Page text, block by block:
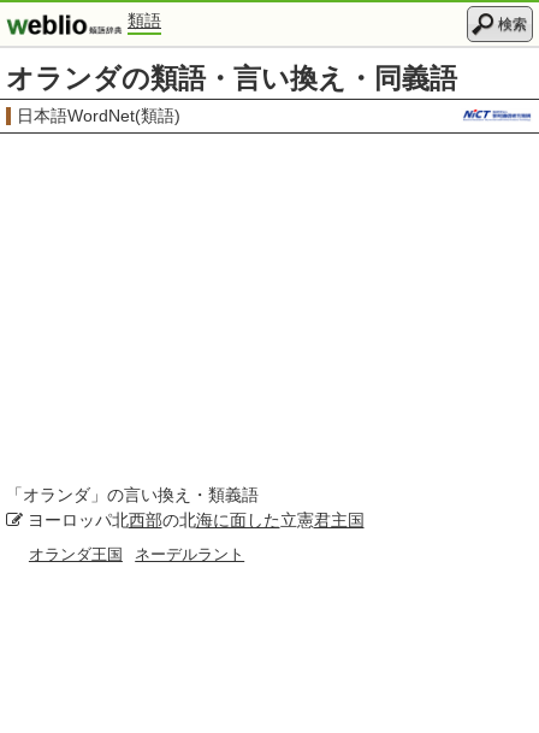
類語 検索
オランダの類語・言い換え・同義語
日本語WordNet(類語)
「オランダ 」の言い換え・類義語
ヨーロッパ北西部の北海に面した立憲君主国
オランダ王国 ネーデルラント